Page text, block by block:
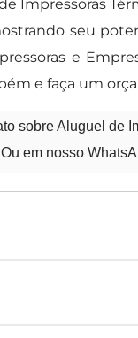
Impressoras
seu
e
e faça um
sobre Aluguel de
Ou em nosso